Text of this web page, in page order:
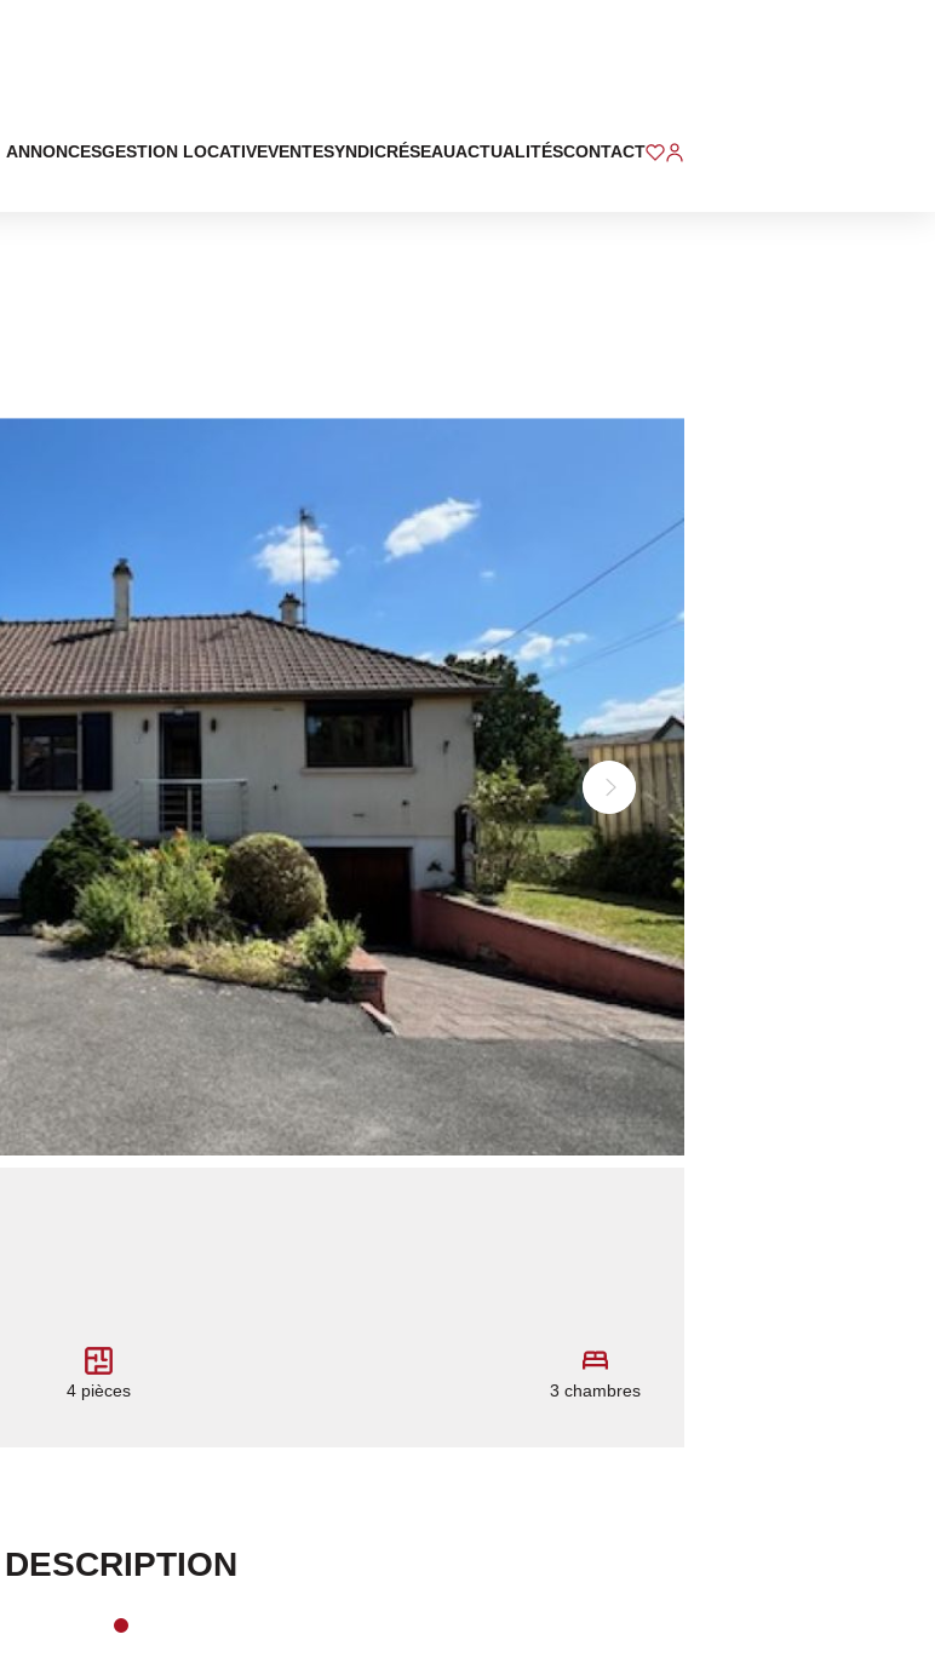
ANNONCESGESTION LOCATIVEVENTESYNDICRÉSEAUACTUALITÉSCONTACT
4 pièces 3 chambres
DESCRIPTION